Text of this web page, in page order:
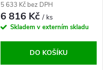
5 633 Kč bez DPH
6 816 Kč/ ks
Skladem v externím skladu
DO KOŠÍKU